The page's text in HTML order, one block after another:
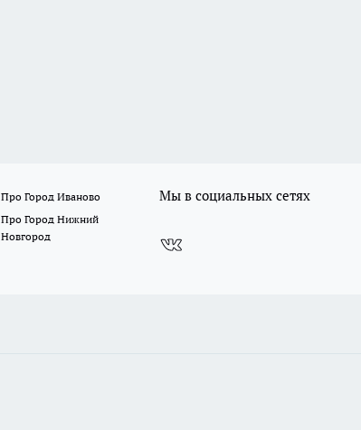
Про Город Иваново
Про Город Нижний
Новгород
Мы в социальных сетях